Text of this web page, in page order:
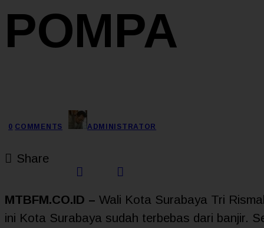
POMPA
0 COMMENTS ADMINISTRATOR
Share
MTBFM.CO.ID – Wali Kota Surabaya Tri
ini Kota Surabaya sudah terbebas dari banjir.